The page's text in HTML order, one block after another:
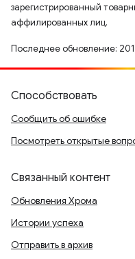
зарегистрированный
аффилированных лиц.
Последнее обновление:
Способствовать
Сообщить об ошибке
Посмотреть открытые
Связанный контент
Обновления Хрома
Истории успеха
Отправить в архив